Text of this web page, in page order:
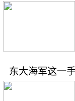
东大海军这一